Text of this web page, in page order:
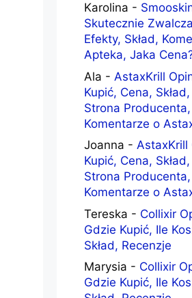
Karolina -
Skutecznie
Efekty, Skład,
Apteka, Jaka
Ala - AstaxKrill
Kupić, Cena,
Strona
Komentarze o
Joanna - AstaxKrill
Kupić, Cena,
Strona
Komentarze o
Tereska - Collixir
Gdzie Kupić, Ile
Skład, Recenzje
Marysia - Collixir
Gdzie Kupić, Ile